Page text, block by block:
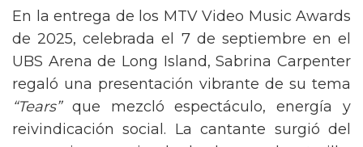
En la entrega de los MTV Video Music Awards
de 2025, celebrada el 7 de septiembre en el
UBS Arena de Long Island, Sabrina Carpenter
regaló una presentación vibrante de su tema
“Tears”que mezcló espectáculo, energía y
reivindicación social. La cantante surgió del